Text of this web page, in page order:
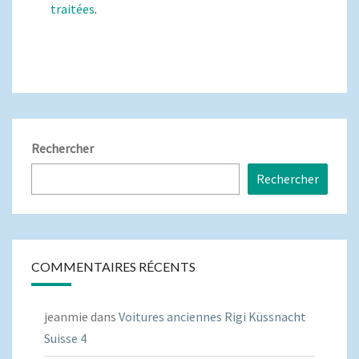
traitées.
Rechercher
Rechercher
COMMENTAIRES RÉCENTS
jeanmie dans Voitures anciennes Rigi Küssnacht
Suisse 4